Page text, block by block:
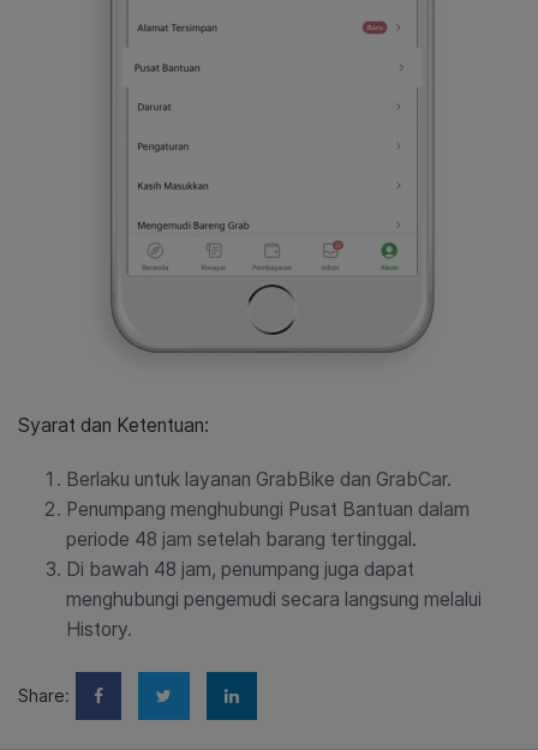
Syarat dan Ketentuan:
Berlaku untuk layanan GrabBike dan GrabCar.
Penumpang menghubungi Pusat Bantuan dalam
periode 48 jam setelah barang tertinggal.
Di bawah 48 jam, penumpang juga dapat
menghubungi pengemudi secara langsung melalui
History.
Share: